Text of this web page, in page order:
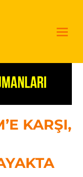
KARŞI,